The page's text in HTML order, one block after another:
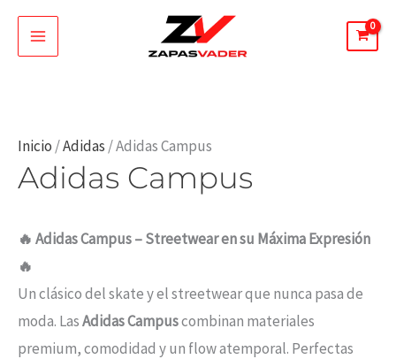
Inicio /Adidas / Adidas Campus
Adidas Campus
🔥 Adidas Campus – Streetwear en su Máxima Expresión
🔥
Un clásico del skate y el streetwear que nunca pasa de
moda. LasAdidas Campuscombinan materiales
premium, comodidad y un flow atemporal. Perfectas